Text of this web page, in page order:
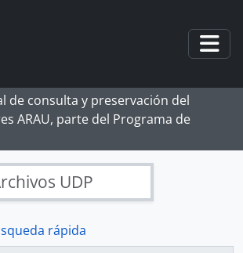
de consulta y preservación del
ARAU, parte del Programa de
UDP
rápida